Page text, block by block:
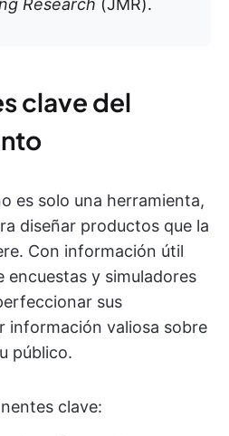
Research (JMR).
clave del
es solo una herramienta,
diseñar productos que la
Con información útil
encuestas y simuladores
sus
información valiosa sobre
público.
clave: